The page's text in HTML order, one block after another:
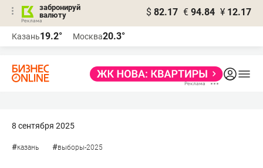
забронируй
валюту
$ 82.17 € 94.84 ¥ 12.17
Казань19.2° Москва20.3°
8 сентября 2025
#казань #выборы-2025